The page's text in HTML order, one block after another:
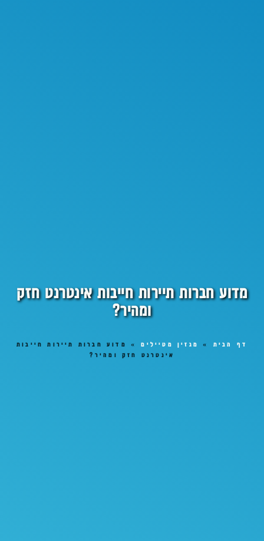
מדוע חברות תיירות חייבות אינטרנט חזק
ומהיר?
דף הבית » מגזין מטיילים»
מדוע חברות תיירות חייבות
אינטרנט חזק ומהיר?